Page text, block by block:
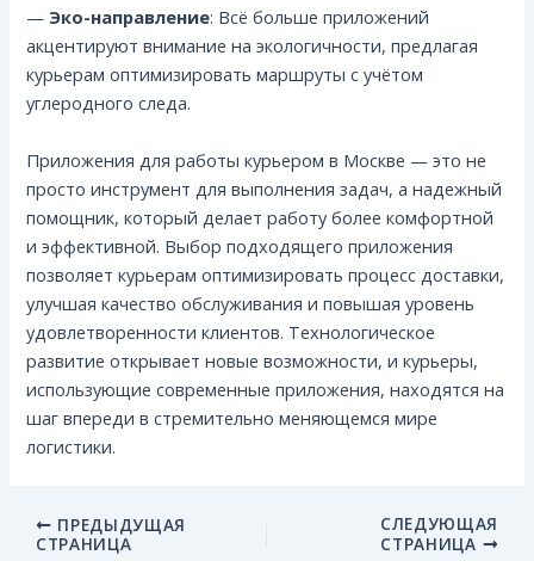
— Эко-направление: Всё больше приложений
акцентируют внимание на экологичности, предлагая
курьерам оптимизировать маршруты с учётом
углеродного следа.
Приложения для работы курьером в Москве — это не
просто инструмент для выполнения задач, а надежный
помощник, который делает работу более комфортной
и эффективной. Выбор подходящего приложения
позволяет курьерам оптимизировать процесс доставки,
улучшая качество обслуживания и повышая уровень
удовлетворенности клиентов. Технологическое
развитие открывает новые возможности, и курьеры,
использующие современные приложения, находятся на
шаг впереди в стремительно меняющемся мире
логистики.
ПРЕДЫДУЩАЯ
СТРАНИЦА
СЛЕДУЮЩАЯ
СТРАНИЦА